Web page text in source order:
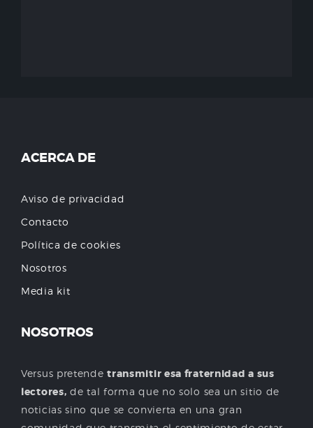
ACERCA DE
Aviso de privacidad
Contacto
Política de cookies
Nosotros
Media kit
NOSOTROS
Versus pretendetransmitir esa fraternidad a sus
lectores, de tal forma que no solo sea un sitio de
noticias sino que se convierta en una gran